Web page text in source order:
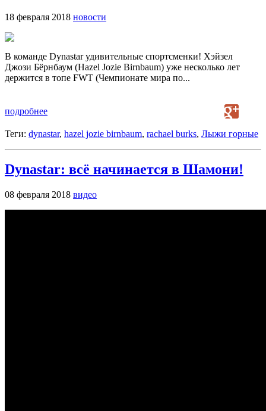
18 февраля 2018 новости
В команде Dynastar удивительные спортсменки! Хэйзел
Джози Бёрнбаум (Hazel Jozie Birnbaum) уже несколько лет
держится в топе FWT (Чемпионате мира по...
подробнее
Теги: dynastar, hazel jozie birnbaum, rachael burks, Лыжи горные
Dynastar: всё начинается в Шамони!
08 февраля 2018 видео